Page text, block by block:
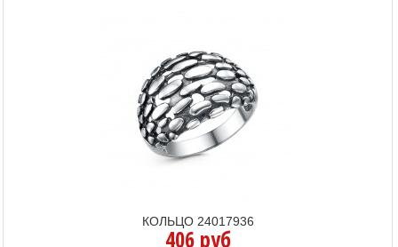
КОЛЬЦО 24017936
406 руб